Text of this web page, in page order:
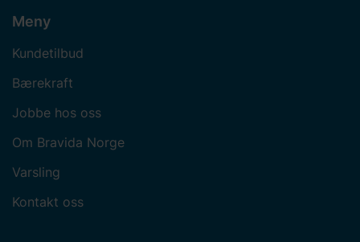
Meny
Kundetilbud
Bærekraft
Jobbe hos oss
Om Bravida Norge
Varsling
Kontakt oss